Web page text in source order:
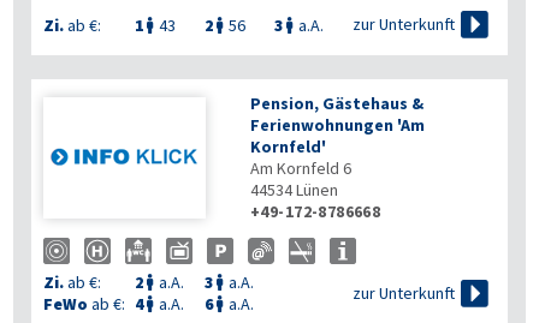
Zi.ab €: 1  43 2  56 3  a.A. zur Unterkunft 
Pension, Gästehaus &
Ferienwohnungen 'Am
Kornfeld'
Am Kornfeld 6
44534Lünen
+49-172-8786668
Zi.ab €: 2  a.A. 3  a.A.
FeWo ab €: 4 a.A. 6 a.A.
zur Unterkunft 